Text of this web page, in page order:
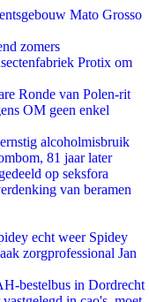
Mato Grosso
zomers
Protix om
Ronde van Polen-rit
OM geen enkel
alcoholmisbruik
81 jaar later
op seksfora
van beramen
echt weer Spidey
zorgprofessional Jan
bestelbus in Dordrecht